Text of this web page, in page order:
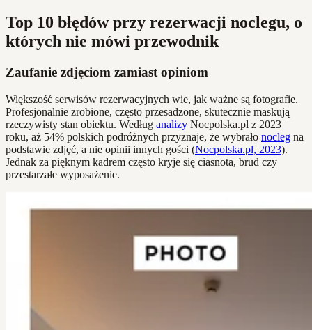
Top 10 błędów przy rezerwacji noclegu, o
których nie mówi przewodnik
Zaufanie zdjęciom zamiast opiniom
Większość serwisów rezerwacyjnych wie, jak ważne są fotografie.
Profesjonalnie zrobione, często przesadzone, skutecznie maskują
rzeczywisty stan obiektu. Według analizy Nocpolska.pl z 2023
roku, aż 54% polskich podróżnych przyznaje, że wybrało nocleg na
podstawie zdjęć, a nie opinii innych gości (Nocpolska.pl, 2023).
Jednak za pięknym kadrem często kryje się ciasnota, brud czy
przestarzałe wyposażenie.